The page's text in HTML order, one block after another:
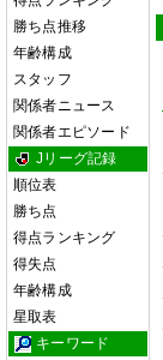
勝ち点推移
年齢構成
スタッフ
関係者ニュース
関係者エピソード
Jリーグ記録
順位表
勝ち点
得点ランキング
得失点
年齢構成
星取表
キーワード